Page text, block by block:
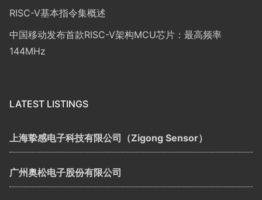
RISC-V基本指令集概述
中国移动发布首款RISC-V架构MCU芯片：最高频率
144MHz
LATEST LISTINGS
上海挚感电子科技有限公司（Zigong Sensor）
广州奥松电子股份有限公司